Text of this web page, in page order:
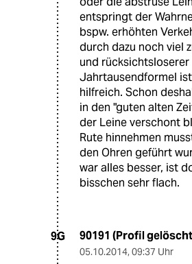
entspringt der
bspw. erhöhten
durch dazu noch viel
und rücksichtsloserer
Jahrtausendformel
hilfreich. Schon
in den "guten alten
der Leine verschont
Rute hinnehmen
den Ohren geführt
war alles besser, ist
bisschen sehr flach.
9G 90191 (Profil
05.10.2014, 09:37 Uhr